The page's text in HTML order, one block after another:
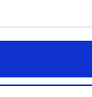
Erfahrung für